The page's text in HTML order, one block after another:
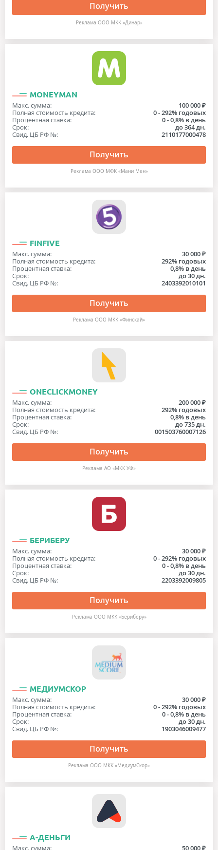
Получить
Реклама ООО МКК «Динар»
MONEYMAN
Макс. сумма:
100 000 ₽
Полная стоимость кредита:
0 - 292% годовых
Процентная ставка:
0 - 0,8% в день
Срок:
до 364 дн.
Свид. ЦБ РФ №:
2110177000478
Получить
Реклама ООО МФК «Мани Мен»
FINFIVE
Макс. сумма:
30 000 ₽
Полная стоимость кредита:
292% годовых
Процентная ставка:
0,8% в день
Срок:
до 30 дн.
Свид. ЦБ РФ №:
2403392010101
Получить
Реклама ООО МКК «Финскай»
ONECLICKMONEY
Макс. сумма:
200 000 ₽
Полная стоимость кредита:
292% годовых
Процентная ставка:
0,8% в день
Срок:
до 735 дн.
Свид. ЦБ РФ №:
001503760007126
Получить
Реклама АО «МКК УФ»
БЕРИБЕРУ
Макс. сумма:
30 000 ₽
Полная стоимость кредита:
0 - 292% годовых
Процентная ставка:
0 - 0,8% в день
Срок:
до 30 дн.
Свид. ЦБ РФ №:
2203392009805
Получить
Реклама ООО МКК «Бериберу»
МЕДИУМСКОР
Макс. сумма:
30 000 ₽
Полная стоимость кредита:
0 - 292% годовых
Процентная ставка:
0 - 0,8% в день
Срок:
до 30 дн.
Свид. ЦБ РФ №:
1903046009477
Получить
Реклама ООО МКК «МедиумСкор»
А-ДЕНЬГИ
Макс. сумма:
50 000 ₽